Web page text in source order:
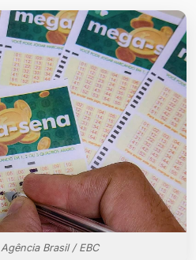
Brasil / EBC